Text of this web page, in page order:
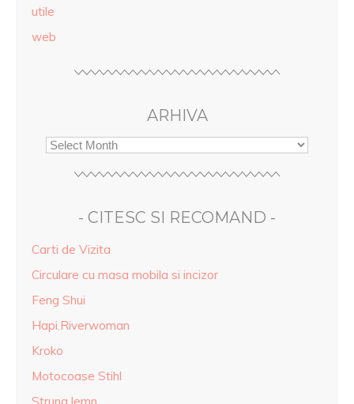
utile
web
ARHIVA
- CITESC SI RECOMAND -
Carti de Vizita
Circulare cu masa mobila si incizor
Feng Shui
Hapi.Riverwoman
Kroko
Motocoase Stihl